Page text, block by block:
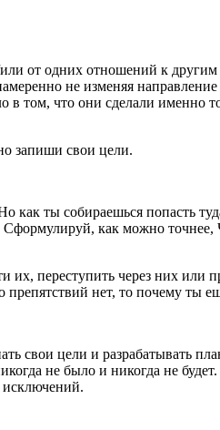
от одних отношений к другим
не изменяя
том, что они сделали именно
запиши свои цели.
как ты собираешься попасть
как можно
их, переступить через них или
нет, то почему ты
свои цели и разрабатывать
не было и никогда не
исключений.